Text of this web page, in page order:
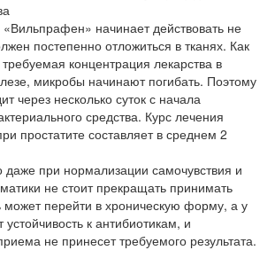
начинает действовать не
постепенно отложиться в тканях. Как
требуемая концентрация лекарства в
микробы начинают погибать. Поэтому
через несколько суток с начала
средства. Курс лечения
простатите составляет в среднем 2
даже при нормализации самочувствия и
не стоит прекращать принимать
может перейти в хроническую форму, а у
устойчивость к антибиотикам, и
не принесет требуемого результата.